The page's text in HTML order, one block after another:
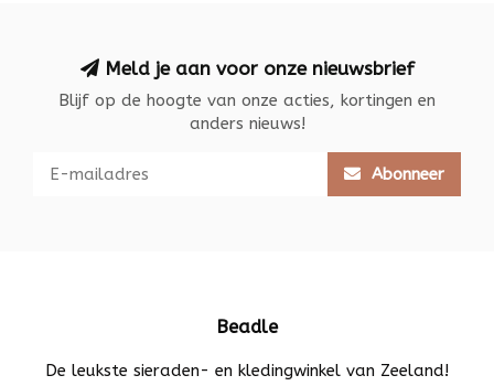
Meld je aan voor onze nieuwsbrief
Blijf op de hoogte van onze acties, kortingen en
anders nieuws!
Abonneer
Beadle
De leukste sieraden- en kledingwinkel van Zeeland!